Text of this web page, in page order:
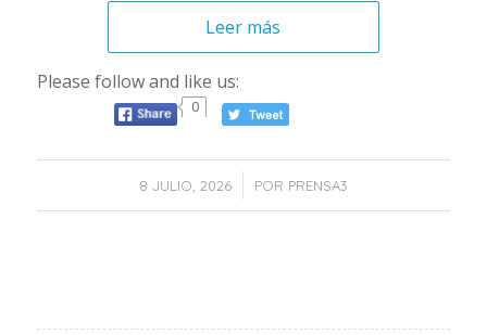
Leer más
Please follow and like us:
0
8 JULIO, 2026
/ POR PRENSA3